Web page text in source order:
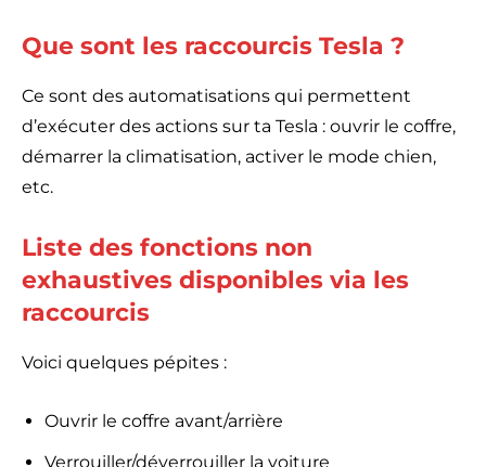
Que sont les raccourcis Tesla ?
Ce sont des automatisations qui permettent
d’exécuter des actions sur ta Tesla : ouvrir le coffre,
démarrer la climatisation, activer le mode chien,
etc.
Liste des fonctions non
exhaustives disponibles via les
raccourcis
Voici quelques pépites :
Ouvrir le coffre avant/arrière
Verrouiller/déverrouiller la voiture